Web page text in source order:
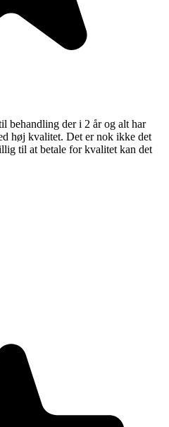
behandling der i 2 år og alt har
høj kvalitet. Det er nok ikke det
til at betale for kvalitet kan det